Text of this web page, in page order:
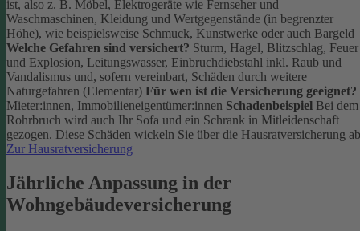
ist, also z. B. Möbel, Elektrogeräte wie Fernseher und
Waschmaschinen, Kleidung und Wertgegenstände (in begrenzter
Höhe), wie beispielsweise Schmuck, Kunstwerke oder auch Bargeld
Welche Gefahren sind versichert? Sturm, Hagel, Blitzschlag, Feuer
und Explosion, Leitungswasser, Einbruchdiebstahl inkl. Raub und
Vandalismus und, sofern vereinbart, Schäden durch weitere
Naturgefahren (Elementar) Für wen ist die Versicherung geeignet?
Mieter:innen, Immobilieneigentümer:innen Schadenbeispiel Bei dem
Rohrbruch wird auch Ihr Sofa und ein Schrank in Mitleidenschaft
gezogen. Diese Schäden wickeln Sie über die Hausratversicherung
Zur Hausratversicherung
Jährliche Anpassung in der
Wohngebäudeversicherung